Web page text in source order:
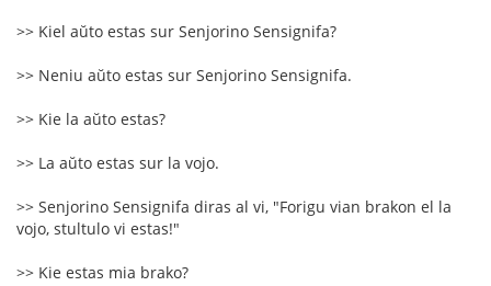
>> Kiel aŭto estas sur Senjorino Sensignifa?
>> Neniu aŭto estas sur Senjorino Sensignifa.
>> Kie la aŭto estas?
>> La aŭto estas sur la vojo.
>> Senjorino Sensignifa diras al vi, "Forigu vian brakon el la
vojo, stultulo vi estas!"
>> Kie estas mia brako?